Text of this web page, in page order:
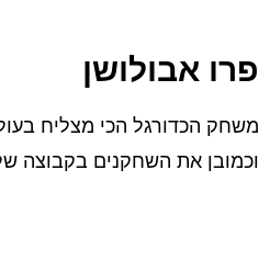
פרו אבולושן
משחק הכדורגל הכי מצליח
וכמובן את השחקנים בקבוצה שלהם. ניתן לשחק 4 ילדים